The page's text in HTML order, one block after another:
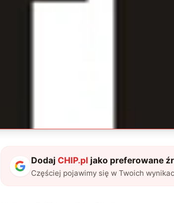
Dodaj CHIP.pl jako preferowane
Częściej pojawimy się w Twoich